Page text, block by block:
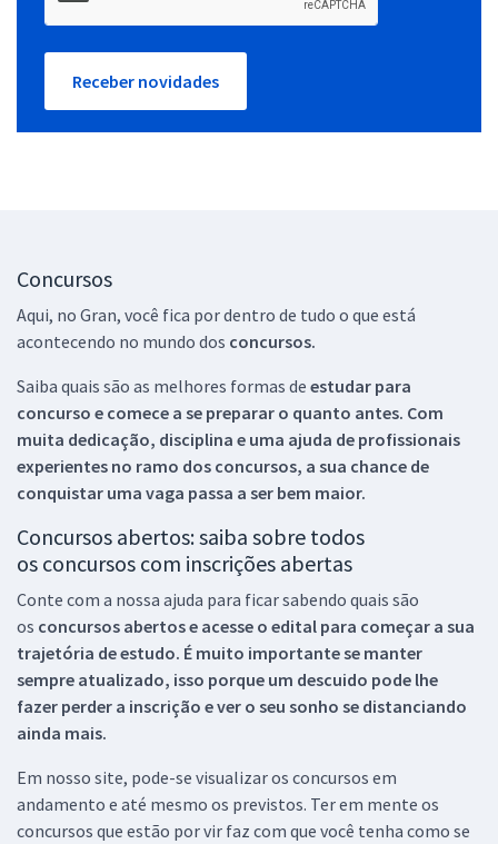
Receber novidades
Concursos
Aqui, no Gran, você fica por dentro de tudo o que está
acontecendo no mundo dos concursos.
Saiba quais são as melhores formas de estudar para
concurso e comece a se preparar o quanto antes. Com
muita dedicação, disciplina e uma ajuda de profissionais
experientes no ramo dos concursos, a sua chance de
conquistar uma vaga passa a ser bem maior.
Concursos abertos: saiba sobre todos
os concursos com inscrições abertas
Conte com a nossa ajuda para ficar sabendo quais são
os concursos abertos e acesse o edital para começar a sua
trajetória de estudo. É muito importante se manter
sempre atualizado, isso porque um descuido pode lhe
fazer perder a inscrição e ver o seu sonho se distanciando
ainda mais.
Em nosso site, pode-se visualizar os concursos em
andamento e até mesmo os previstos. Ter em mente os
concursos que estão por vir faz com que você tenha como se